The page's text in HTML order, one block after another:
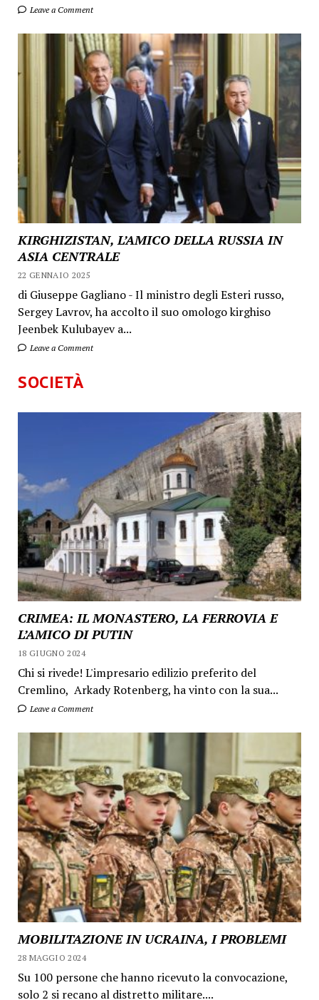
Leave a Comment
KIRGHIZISTAN, L’AMICO DELLA RUSSIA IN
ASIA CENTRALE
22 GENNAIO 2025
di Giuseppe Gagliano - Il ministro degli Esteri russo,
Sergey Lavrov, ha accolto il suo omologo kirghiso
Jeenbek Kulubayev a...
Leave a Comment
SOCIETÀ
CRIMEA: IL MONASTERO, LA FERROVIA E
L’AMICO DI PUTIN
18 GIUGNO 2024
Chi si rivede! L'impresario edilizio preferito del
Cremlino, Arkady Rotenberg, ha vinto con la sua...
Leave a Comment
MOBILITAZIONE IN UCRAINA, I PROBLEMI
28 MAGGIO 2024
Su 100 persone che hanno ricevuto la convocazione,
solo 2 si recano al distretto militare....